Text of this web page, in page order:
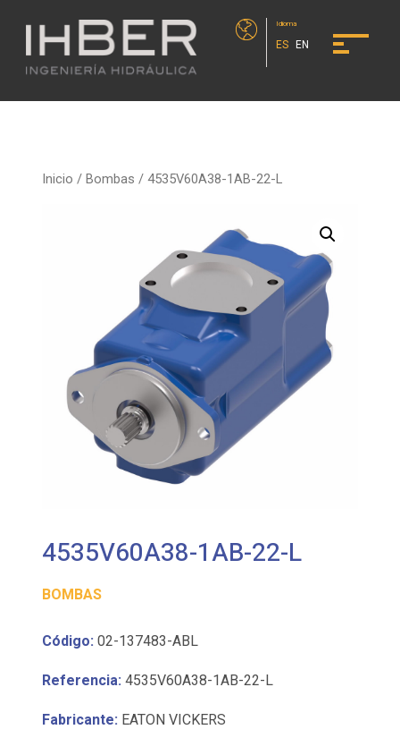
Idioma
ES EN
Inicio /Bombas / 4535V60A38-1AB-22-L
4535V60A38-1AB-22-L
BOMBAS
Código: 02-137483-ABL
Referencia: 4535V60A38-1AB-22-L
Fabricante: EATON VICKERS